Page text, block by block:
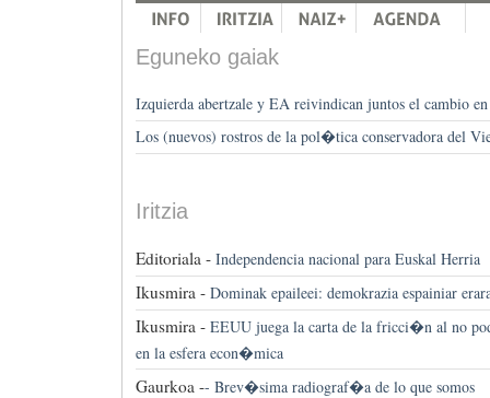
Eguneko gaiak
Izquierda abertzale y EA reivindican juntos el cambio
Los (nuevos) rostros de la pol�tica conservadora del
Iritzia
Editoriala - Independencia nacional para Euskal Herria
Ikusmira - Dominak epaileei: demokrazia espainiar
Ikusmira - EEUU juega la carta de la fricci�n al no
en la esfera econ�mica
Gaurkoa -- Brev�sima radiograf�a de lo que somos